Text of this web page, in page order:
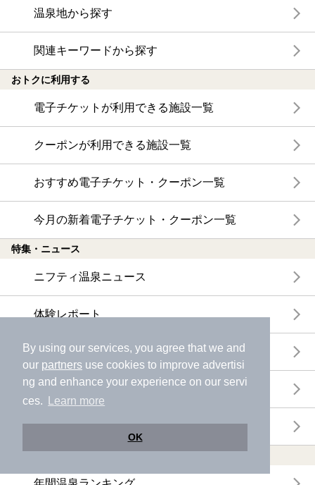
By using our services, you agree that we and
our partners use cookies to improve advertisi
ng and enhance your experience on our servi
ces.
Learn more
OK
温泉地から探す
関連キーワードから探す
おトクに利用する
電子チケットが利用できる施設一覧
クーポンが利用できる施設一覧
おすすめ電子チケット・クーポン一覧
今月の新着電子チケット・クーポン一覧
特集・ニュース
ニフティ温泉ニュース
体験レポート
口コミを見る
特集
ニフティ温泉からのお知らせ
温浴施設ランキング